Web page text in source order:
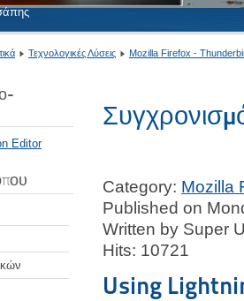
Τεχνολογικές Λύσεις Mozilla Firefox -
Editor
Category: Mozilla
Published on
Written by Super
Hits: 10721
Using